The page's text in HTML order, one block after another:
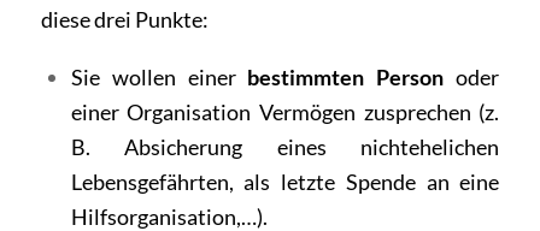
diese drei Punkte:
Sie wollen einer bestimmten Person oder
einer Organisation Vermögen zusprechen (z.
B. Absicherung eines nichtehelichen
Lebensgefährten, als letzte Spende an eine
Hilfsorganisation,…).